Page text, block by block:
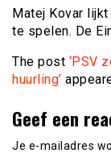
Matej Kovar
te spelen. De
The post ‘PSV
huurling’
Geef een
Je e-mailadres